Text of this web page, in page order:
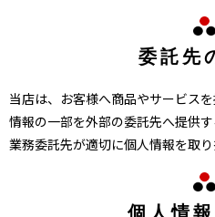
委託先
当店は、お客様へ商品やサービス
情報の一部を外部の委託先へ提供
業務委託先が適切に個人情報を取り
個人情